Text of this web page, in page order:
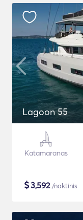
Lagoon 55
Katamaranas
$3,592/naktinis